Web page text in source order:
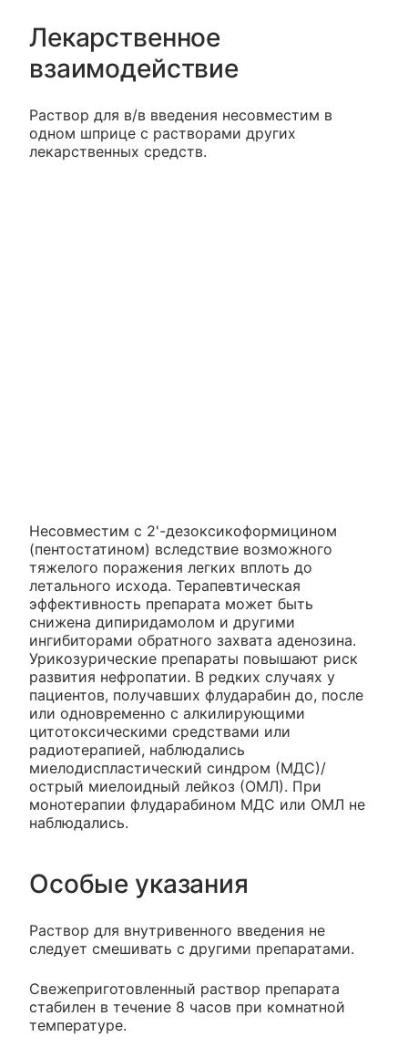
Лекарственное
взаимодействие
Раствор для в/в введения несовместим в
одном шприце с растворами других
лекарственных средств.
Несовместим с 2'-дезоксикоформицином
(пентостатином) вследствие возможного
тяжелого поражения легких вплоть до
летального исхода. Терапевтическая
эффективность препарата может быть
снижена дипиридамолом и другими
ингибиторами обратного захвата аденозина.
Урикозурические препараты повышают риск
развития нефропатии. В редких случаях у
пациентов, получавших флударабин до, после
или одновременно с алкилирующими
цитотоксическими средствами или
радиотерапией, наблюдались
миелодиспластический синдром (МДС)/
острый миелоидный лейкоз (ОМЛ). При
монотерапии флударабином МДС или ОМЛ не
наблюдались.
Особые указания
Раствор для внутривенного введения не
следует смешивать с другими препаратами.
Свежеприготовленный раствор препарата
стабилен в течение 8 часов при комнатной
температуре.